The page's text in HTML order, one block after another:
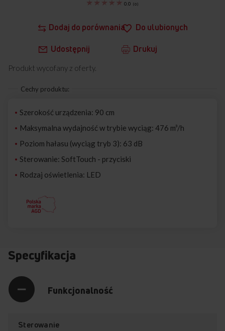
Dodaj do porównania Do ulubionych
Udostępnij Drukuj
0.0 (0)
Produkt wycofany z oferty.
Cechy produktu:
Szerokość urządzenia: 90 cm
Maksymalna wydajność w trybie wyciąg: 476 m³/h
Poziom hałasu (wyciąg tryb 3): 63 dB
Sterowanie: SoftTouch - przyciski
Rodzaj oświetlenia: LED
Specyfikacja
Funkcjonalność
Sterowanie